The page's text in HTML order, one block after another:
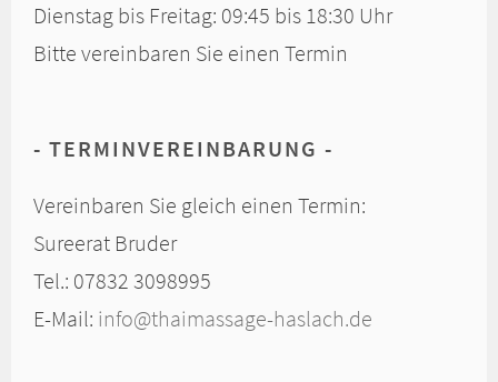
Dienstag bis Freitag: 09:45 bis 18:30 Uhr
Bitte vereinbaren Sie einen Termin
TERMINVEREINBARUNG
Vereinbaren Sie gleich einen Termin:
Sureerat Bruder
Tel.: 07832 3098995
E-Mail: info@thaimassage-haslach.de